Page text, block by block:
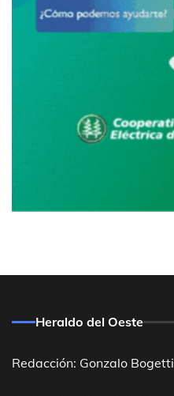
Heraldo del Oeste
Redacción: Gonzalo Bogetti